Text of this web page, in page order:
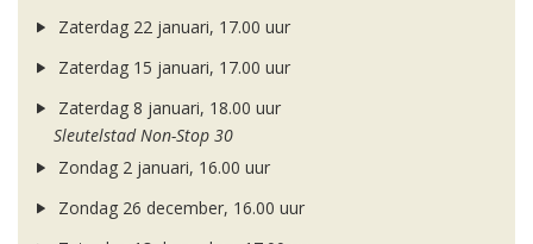
Zaterdag 22 januari, 17.00 uur
Zaterdag 15 januari, 17.00 uur
Zaterdag 8 januari, 18.00 uur
Sleutelstad Non-Stop 30
Zondag 2 januari, 16.00 uur
Zondag 26 december, 16.00 uur